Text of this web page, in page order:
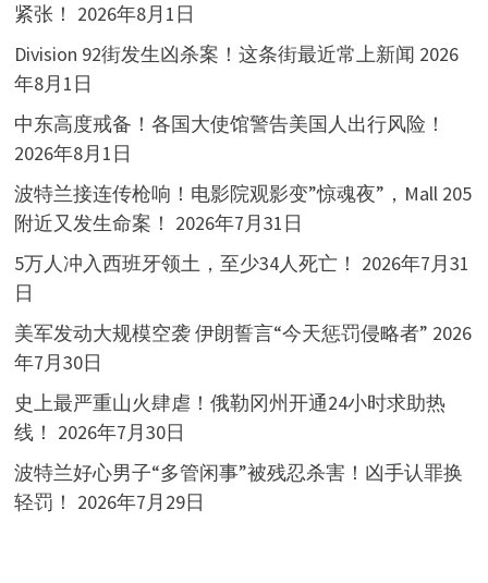
紧张！ 2026年8月1日
Division 92街发生凶杀案！这条街最近常上新闻 2026
年8月1日
中东高度戒备！各国大使馆警告美国人出行风险！
2026年8月1日
波特兰接连传枪响！电影院观影变”惊魂夜”，Mall 205
附近又发生命案！ 2026年7月31日
5万人冲入西班牙领土，至少34人死亡！ 2026年7月31
日
美军发动大规模空袭 伊朗誓言“今天惩罚侵略者” 2026
年7月30日
史上最严重山火肆虐！俄勒冈州开通24小时求助热
线！ 2026年7月30日
波特兰好心男子“多管闲事”被残忍杀害！凶手认罪换
轻罚！ 2026年7月29日